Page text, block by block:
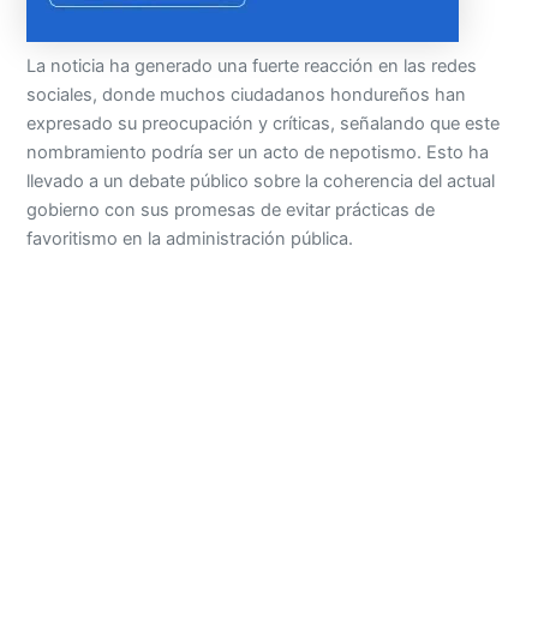
La noticia ha generado una fuerte reacción en las redes
sociales, donde muchos ciudadanos hondureños han
expresado su preocupación y críticas, señalando que este
nombramiento podría ser un acto de nepotismo. Esto ha
llevado a un debate público sobre la coherencia del actual
gobierno con sus promesas de evitar prácticas de
favoritismo en la administración pública.